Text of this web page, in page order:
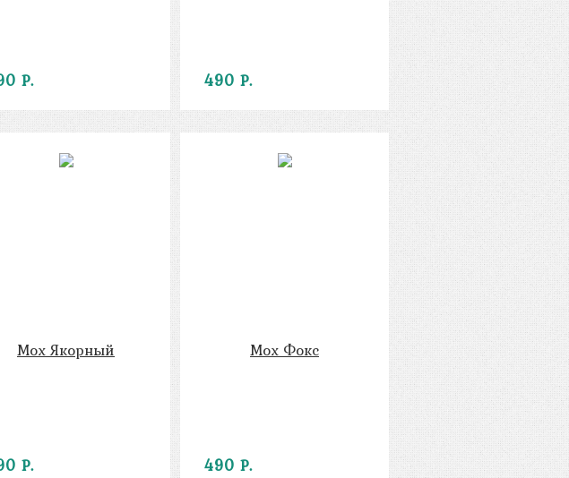
Р. 490 Р.
Мох Якорный
Р.
Мох Фокс
490 Р.